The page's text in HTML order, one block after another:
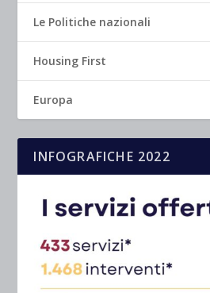
Le Politiche nazionali
Housing First
Europa
INFOGRAFICHE 2022